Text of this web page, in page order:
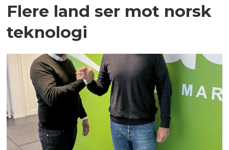
Flere land ser mot norsk
teknologi